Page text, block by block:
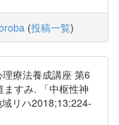
(投稿一覧)
療法養成講座 第6
ますみ. 「中枢性神
リハ2018;13:224-